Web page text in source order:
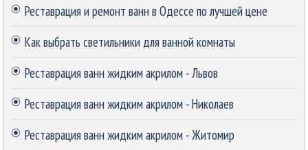
Реставрация и ремонт ванн в Одессе по лучшей цене
Как выбрать светильники для ванной комнаты
Реставрация ванн жидким акрилом - Львов
Реставрация ванн жидким акрилом - Николаев
Реставрация ванн жидким акрилом - Житомир